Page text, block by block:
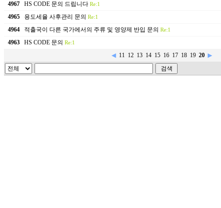
4967 HS CODE 문의 드립니다 Re:1
4965 용도세율 사후관리 문의 Re:1
4964 적출국이 다른 국가에서의 주류 및 영양제 반입 문의 Re:1
4963 HS CODE 문의 Re:1
◀ 11 12 13 14 15 16 17 18 19 20 ▶